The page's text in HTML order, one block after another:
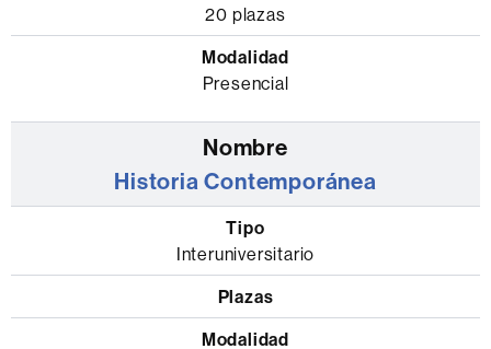
20 plazas
Presencial
Historia Contemporánea
Interuniversitario